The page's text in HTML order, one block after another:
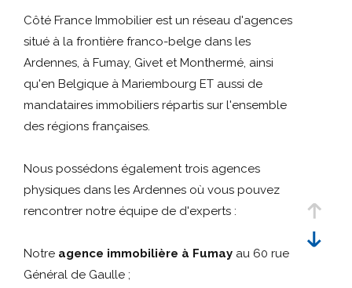
Côté France Immobilier est un réseau d'agences
situé à la frontière franco-belge dans les
Ardennes, à Fumay, Givet et Monthermé, ainsi
qu'en Belgique à Mariembourg ET aussi de
mandataires immobiliers répartis sur l'ensemble
des régions françaises.
Nous possédons également trois agences
physiques dans les Ardennes où vous pouvez
rencontrer notre équipe de d'experts :
Notre agence immobilière à Fumay au 60 rue
Général de Gaulle ;
critères
Rechercher